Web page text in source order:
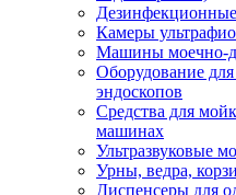
Камеры
Машины моечно-
Оборудование
эндоскопов
Средства для
машинах
Ультразвуковые
Урны, ведра,
Диспенсеры для